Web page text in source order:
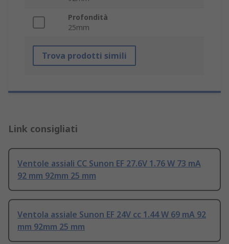
Profondità
25mm
Trova prodotti simili
Link consigliati
Ventole assiali CC Sunon EF 27.6V 1.76 W 73 mA
92 mm 92mm 25 mm
Ventola assiale Sunon EF 24V cc 1.44 W 69 mA 92
mm 92mm 25 mm